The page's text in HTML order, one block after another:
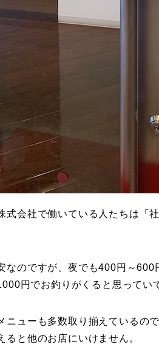
式会社で働いている人たちは「
なのですが、夜でも400円～
円でお釣りがくると思ってい
ニューも多数取り揃えているの
ると他のお店にいけません。